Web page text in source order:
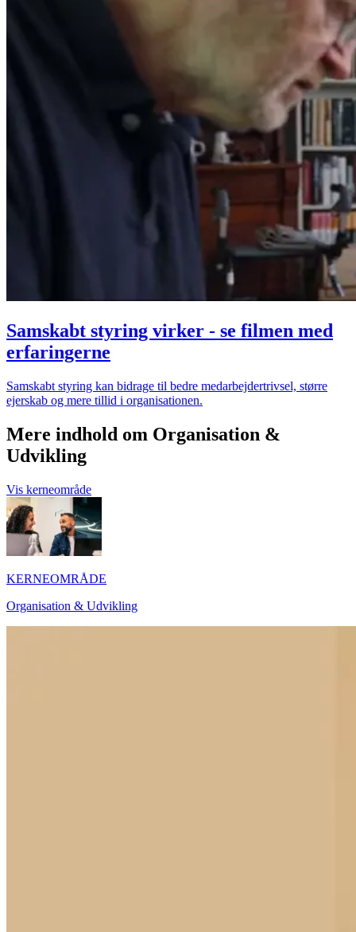
Samskabt styring virker - se filmen med
erfaringerne
Samskabt styring kan bidrage til bedre medarbejdertrivsel, større
ejerskab og mere tillid i organisationen.
Mere indhold om Organisation &
Udvikling
Vis kerneområde
KERNEOMRÅDE
Organisation & Udvikling